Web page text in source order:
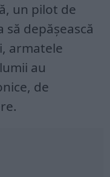
un pilot de
depășească
armatele
au
de